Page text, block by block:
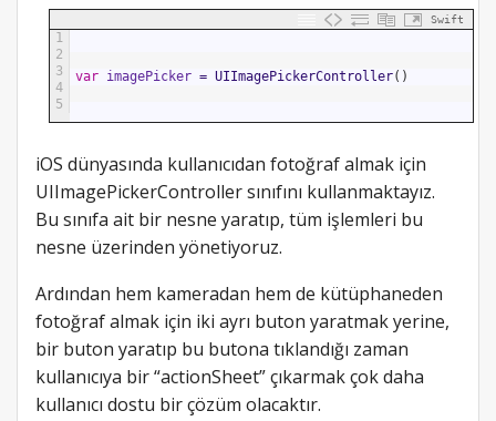
Swift
1
2
3
4
5
var imagePicker = UIImagePickerController( )
iOS dünyasında kullanıcıdan fotoğraf almak için
UIImagePickerController sınıfını kullanmaktayız.
Bu sınıfa ait bir nesne yaratıp, tüm işlemleri bu
nesne üzerinden yönetiyoruz.
Ardından hem kameradan hem de kütüphaneden
fotoğraf almak için iki ayrı buton yaratmak yerine,
bir buton yaratıp bu butona tıklandığı zaman
kullanıcıya bir “actionSheet” çıkarmak çok daha
kullanıcı dostu bir çözüm olacaktır.